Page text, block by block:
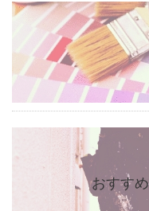
おすす